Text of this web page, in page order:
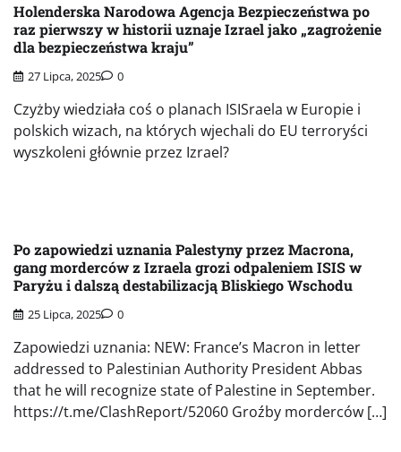
Holenderska Narodowa Agencja Bezpieczeństwa po
raz pierwszy w historii uznaje Izrael jako „zagrożenie
dla bezpieczeństwa kraju”
27 Lipca, 2025 0
Czyżby wiedziała coś o planach ISISraela w Europie i
polskich wizach, na których wjechali do EU terroryści
wyszkoleni głównie przez Izrael?
Po zapowiedzi uznania Palestyny przez Macrona,
gang morderców z Izraela grozi odpaleniem ISIS w
Paryżu i dalszą destabilizacją Bliskiego Wschodu
25 Lipca, 2025 0
Zapowiedzi uznania: NEW: France’s Macron in letter
addressed to Palestinian Authority President Abbas
that he will recognize state of Palestine in September.
https://t.me/ClashReport/52060 Groźby morderców […]